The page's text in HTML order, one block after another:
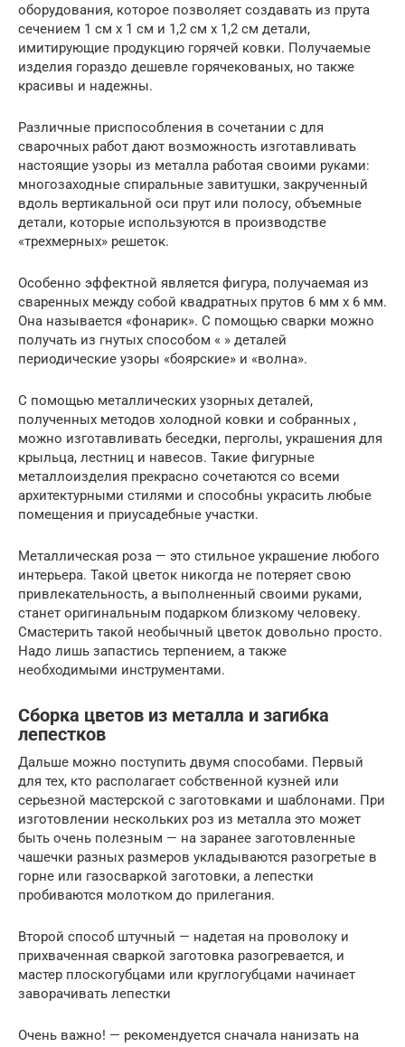
оборудования, которое позволяет создавать из прута
сечением 1 см х 1 см и 1,2 см х 1,2 см детали,
имитирующие продукцию горячей ковки. Получаемые
изделия гораздо дешевле горячекованых, но также
красивы и надежны.
Различные приспособления в сочетании с для
сварочных работ дают возможность изготавливать
настоящие узоры из металла работая своими руками:
многозаходные спиральные завитушки, закрученный
вдоль вертикальной оси прут или полосу, объемные
детали, которые используются в производстве
«трехмерных» решеток.
Особенно эффектной является фигура, получаемая из
сваренных между собой квадратных прутов 6 мм х 6 мм.
Она называется «фонарик». С помощью сварки можно
получать из гнутых способом « » деталей
периодические узоры «боярские» и «волна».
С помощью металлических узорных деталей,
полученных методов холодной ковки и собранных ,
можно изготавливать беседки, перголы, украшения для
крыльца, лестниц и навесов. Такие фигурные
металлоизделия прекрасно сочетаются со всеми
архитектурными стилями и способны украсить любые
помещения и приусадебные участки.
Металлическая роза — это стильное украшение любого
интерьера. Такой цветок никогда не потеряет свою
привлекательность, а выполненный своими руками,
станет оригинальным подарком близкому человеку.
Смастерить такой необычный цветок довольно просто.
Надо лишь запастись терпением, а также
необходимыми инструментами.
Сборка цветов из металла и загибка
лепестков
Дальше можно поступить двумя способами. Первый
для тех, кто располагает собственной кузней или
серьезной мастерской с заготовками и шаблонами. При
изготовлении нескольких роз из металла это может
быть очень полезным — на заранее заготовленные
чашечки разных размеров укладываются разогретые в
горне или газосваркой заготовки, а лепестки
пробиваются молотком до прилегания.
Второй способ штучный — надетая на проволоку и
прихваченная сваркой заготовка разогревается, и
мастер плоскогубцами или круглогубцами начинает
заворачивать лепестки
Очень важно! — рекомендуется сначала нанизать на